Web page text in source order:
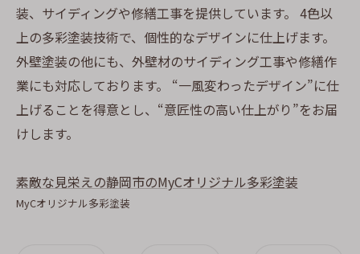
装、サイディングや修繕工事を提供しています。 4色以
上の多彩塗装技術で、個性的なデザインに仕上げます。
外壁塗装の他にも、外壁材のサイディング工事や修繕作
業にも対応しております。 “一風変わったデザイン”に仕
上げることを得意とし、“意匠性の高い仕上がり”をお届
けします。
素敵な見栄えの静岡市のMyCオリジナル多彩塗装
MyCオリジナル多彩塗装